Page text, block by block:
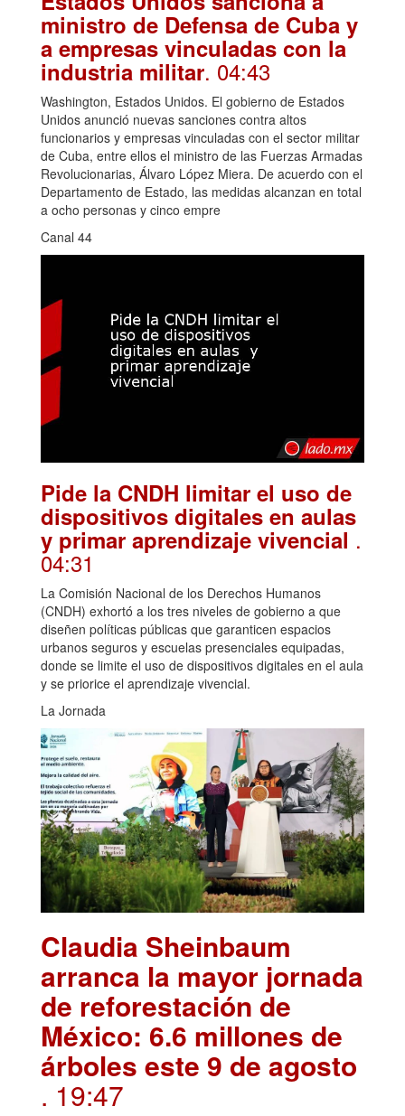
ministro de Defensa de Cuba y
a empresas vinculadas con la
industria militar. 04:43
Washington, Estados Unidos. El gobierno de Estados
Unidos anunció nuevas sanciones contra altos
funcionarios y empresas vinculadas con el sector militar
de Cuba, entre ellos el ministro de las Fuerzas Armadas
Revolucionarias, Álvaro López Miera. De acuerdo con el
Departamento de Estado, las medidas alcanzan en total
a ocho personas y cinco empre
Canal 44
Pide la CNDH limitar el uso de
dispositivos digitales en aulas
y primar aprendizaje vivencial .
04:31
La Comisión Nacional de los Derechos Humanos
(CNDH) exhortó a los tres niveles de gobierno a que
diseñen políticas públicas que garanticen espacios
urbanos seguros y escuelas presenciales equipadas,
donde se limite el uso de dispositivos digitales en el aula
y se priorice el aprendizaje vivencial.
La Jornada
Claudia Sheinbaum
arranca la mayor jornada
de reforestación de
México: 6.6 millones de
árboles este 9 de agosto
. 19:47